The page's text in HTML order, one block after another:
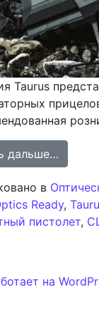
Taurus
дальше…
в
Ready,
пистолет,
на